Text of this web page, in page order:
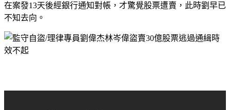
在案發13天後經銀行通知對帳，才驚覺股票遭賣，此時劉早已
不知去向。